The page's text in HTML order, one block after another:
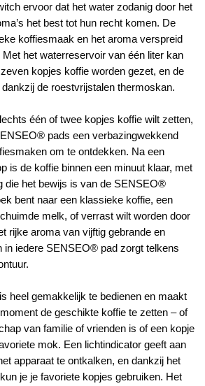
ervoor dat het water zodanig door het
het best tot hun recht komen. De
koffiesmaak en het aroma verspreid
het waterreservoir van één liter kan
kopjes koffie worden gezet, en de
de roestvrijstalen thermoskan.
één of twee kopjes koffie wilt zetten,
pads een verbazingwekkend
om te ontdekken. Na een
is de koffie binnen een minuut klaar, met
die het bewijs is van de SENSEO®
bent naar een klassieke koffie, een
melk, of verrast wilt worden door
rijke aroma van vijftig gebrande en
in iedere SENSEO® pad zorgt telkens
heel gemakkelijk te bedienen en maakt
de geschikte koffie te zetten – of
van familie of vrienden is of een kopje
mok. Een lichtindicator geeft aan
apparaat te ontkalken, en dankzij het
je je favoriete kopjes gebruiken. Het